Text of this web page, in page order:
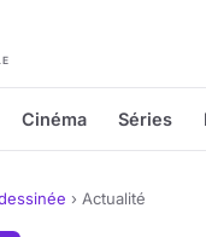
Cinéma Séries
› Actualité